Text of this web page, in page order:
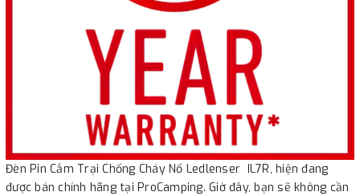
Đèn Pin Cắm Trại Chống Cháy Nổ Ledlenser IL7R, hiện đang
được bán chính hãng tại ProCamping. Giờ đây, bạn sẽ không cần